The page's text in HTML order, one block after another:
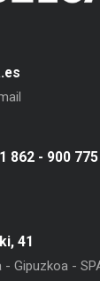
862 - 900
41
Gipuzkoa -